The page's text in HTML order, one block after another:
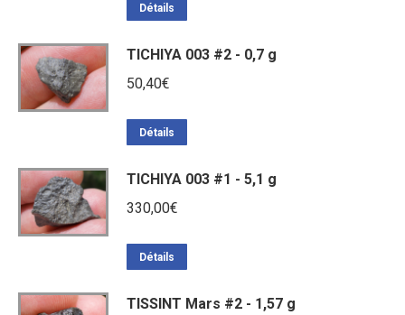
Détails
TICHIYA 003 #2 - 0,7 g
50,40€
Détails
TICHIYA 003 #1 - 5,1 g
330,00€
Détails
TISSINT Mars #2 - 1,57 g